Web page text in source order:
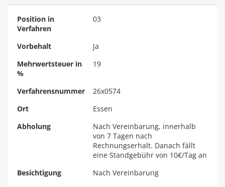
Position in
Verfahren
03
Vorbehalt
Ja
Mehrwertsteuer in
%
19
Verfahrensnummer
26x0574
Ort
Essen
Abholung
Nach Vereinbarung, innerhalb
von 7 Tagen nach
Rechnungserhalt. Danach fällt
eine Standgebühr von 10€/Tag an
Besichtigung
Nach Vereinbarung